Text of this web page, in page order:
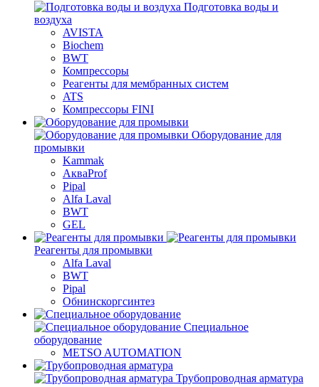
Подготовка воды и
воздуха
AVISTA
Biochem
BWT
Компрессоры
Реагенты для мембранных систем
ATS
Компрессоры FINI
Оборудование для
промывки
Kammak
АкваProf
Pipal
Alfa Laval
BWT
GEL
Реагенты для промывки
Alfa Laval
BWT
Pipal
Обнинскоргсинтез
Специальное
оборудование
METSO AUTOMATION
Трубопроводная арматура